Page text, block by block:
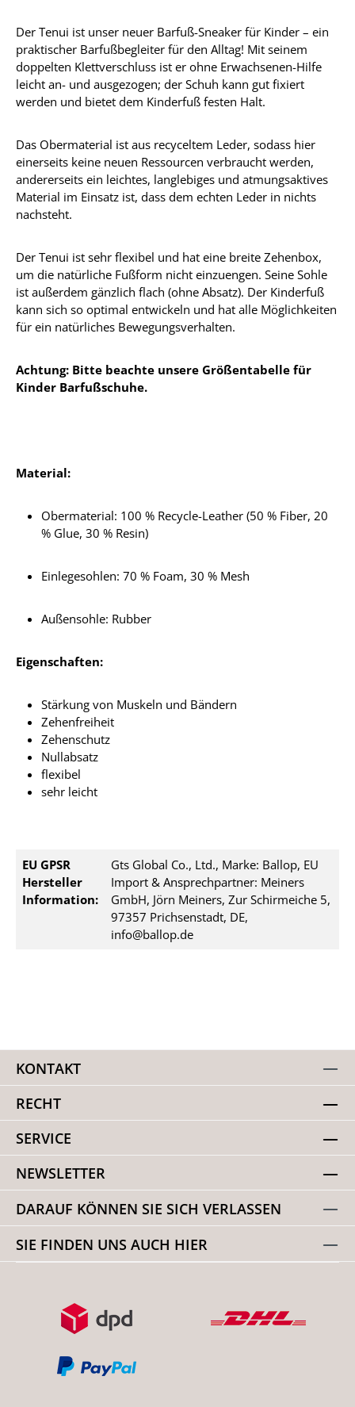
Der Tenui ist unser neuer Barfuß-Sneaker für Kinder – ein
praktischer Barfußbegleiter für den Alltag! Mit seinem
doppelten Klettverschluss ist er ohne Erwachsenen-Hilfe
leicht an- und ausgezogen; der Schuh kann gut fixiert
werden und bietet dem Kinderfuß festen Halt.
Das Obermaterial ist aus recyceltem Leder, sodass hier
einerseits keine neuen Ressourcen verbraucht werden,
andererseits ein leichtes, langlebiges und atmungsaktives
Material im Einsatz ist, dass dem echten Leder in nichts
nachsteht.
Der Tenui ist sehr flexibel und hat eine breite Zehenbox,
um die natürliche Fußform nicht einzuengen. Seine Sohle
ist außerdem gänzlich flach (ohne Absatz). Der Kinderfuß
kann sich so optimal entwickeln und hat alle Möglichkeiten
für ein natürliches Bewegungsverhalten.
Achtung: Bitte beachte unsere Größentabelle für
Kinder Barfußschuhe.
Material:
Obermaterial: 100 % Recycle-Leather (50 % Fiber, 20
% Glue, 30 % Resin)
Einlegesohlen: 70 % Foam, 30 % Mesh
Außensohle: Rubber
Eigenschaften:
Stärkung von Muskeln und Bändern
Zehenfreiheit
Zehenschutz
Nullabsatz
flexibel
sehr leicht
EU GPSR
Hersteller
Information:
Gts Global Co., Ltd., Marke: Ballop, EU
Import & Ansprechpartner: Meiners
GmbH, Jörn Meiners, Zur Schirmeiche 5,
97357 Prichsenstadt, DE,
info@ballop.de
KONTAKT
RECHT
SERVICE
NEWSLETTER
DARAUF KÖNNEN SIE SICH VERLASSEN
SIE FINDEN UNS AUCH HIER